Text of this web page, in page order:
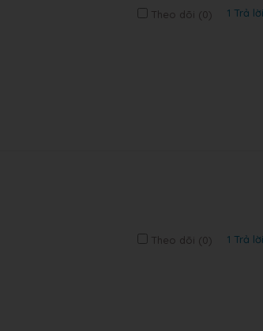
Theo dõi (0) 1 Trả lời
Theo dõi (0) 1 Trả lời